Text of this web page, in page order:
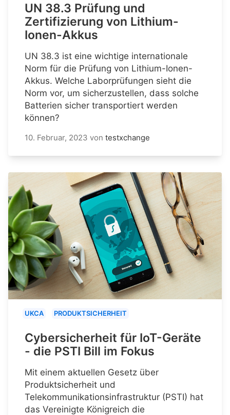
UN 38.3 Prüfung und
Zertifizierung von Lithium-
Ionen-Akkus
UN 38.3 ist eine wichtige internationale
Norm für die Prüfung von Lithium-Ionen-
Akkus. Welche Laborprüfungen sieht die
Norm vor, um sicherzustellen, dass solche
Batterien sicher transportiert werden
können?
10. Februar, 2023 von testxchange
UKCA PRODUKTSICHERHEIT
Cybersicherheit für IoT-Geräte
- die PSTI Bill im Fokus
Mit einem aktuellen Gesetz über
Produktsicherheit und
Telekommunikationsinfrastruktur (PSTI) hat
das Vereinigte Königreich die